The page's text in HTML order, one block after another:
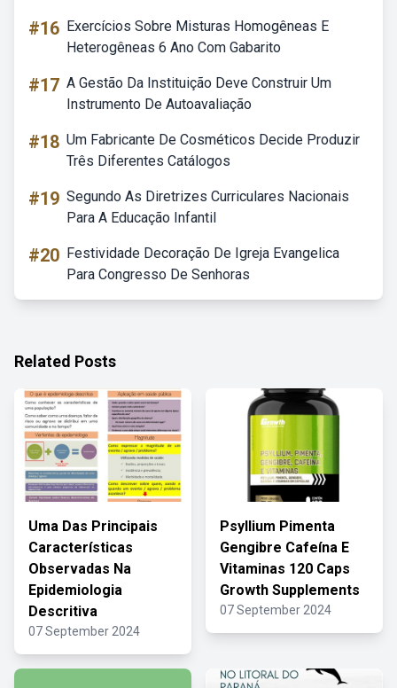
#16 Exercícios Sobre Misturas Homogêneas E
Heterogêneas 6 Ano Com Gabarito
#17 A Gestão Da Instituição Deve Construir Um
Instrumento De Autoavaliação
#18 Um Fabricante De Cosméticos Decide Produzir
Três Diferentes Catálogos
#19 Segundo As Diretrizes Curriculares Nacionais
Para A Educação Infantil
#20 Festividade Decoração De Igreja Evangelica
Para Congresso De Senhoras
Related Posts
Uma Das Principais
Características
Observadas Na
Epidemiologia
Descritiva
07 September 2024
Psyllium Pimenta
Gengibre Cafeína E
Vitaminas 120 Caps
Growth Supplements
07 September 2024